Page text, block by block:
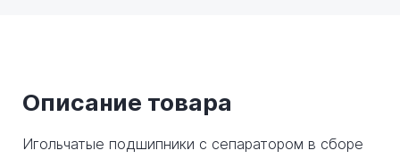
Описание товара
Игольчатые подшипники с сепаратором в сборе